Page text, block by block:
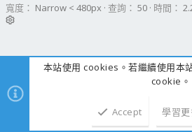
寬度
查詢 50 時間
本站使用 cookies。若繼續使用本
cookie。
Accept 學習